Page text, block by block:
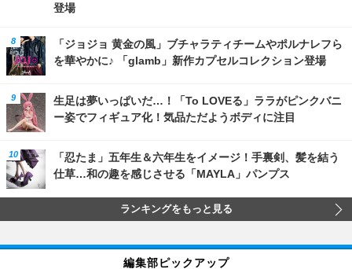
登場
「ジョジョ 黄金の風」ブチャラティチームやポルナレフら
を華やかに♪ 「glamb」新作カプセルコレクション登場
生足は夢いっぱいだ…！「To LOVEる」ララがピンクバニ
ー姿でフィギュア化！気品ただようボディに注目
「忍たま」五年生＆六年生をイメージ！手裏剣、髪を結う
仕草…和の趣を感じさせる「MAYLA」パンプス
ランキングをもっと見る
編集部ピックアップ